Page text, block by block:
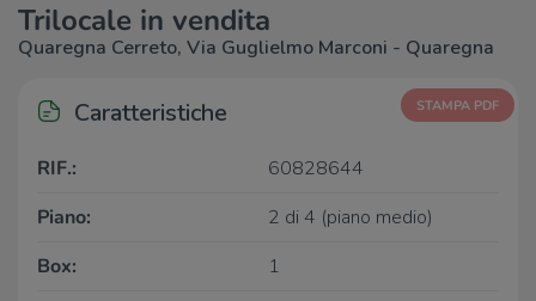
Trilocale in vendita
Quaregna Cerreto, Via Guglielmo Marconi - Quaregna
Caratteristiche STAMPA PDF
RIF.:
60828644
Piano:
2 di 4 (piano medio)
Box:
1